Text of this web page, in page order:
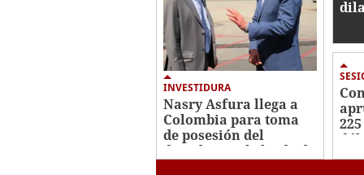
INVESTIDURA
Nasry Asfura llega a
Colombia para toma
de posesión del
derechista Abelardo de